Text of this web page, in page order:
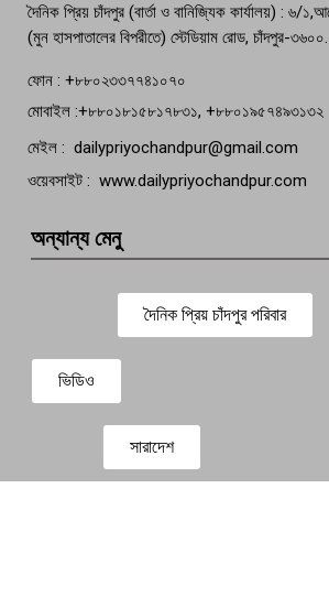
দৈনিক প্রিয় চাঁদপুর (বার্তা ও বানিজ্যিক কার্যালয়) : ৬/
(মুন হাসপাতালের বিপরীতে) স্টেডিয়াম রোড, চাঁদপুর-৩৬০০.
ফোন : +৮৮০২৩৩৭৭৪১০৭০
মোবাইল :+৮৮০১৮১৫৮১৭৮৩১, +৮৮০১৯৫৭৪৯৩১৩২
মেইল : dailypriyochandpur@gmail.com
ওয়েবসাইট : www.dailypriyochandpur.com
অন্যান্য মেনু
দৈনিক প্রিয় চাঁদপুর পরিবার
ভিডিও
সারাদেশ